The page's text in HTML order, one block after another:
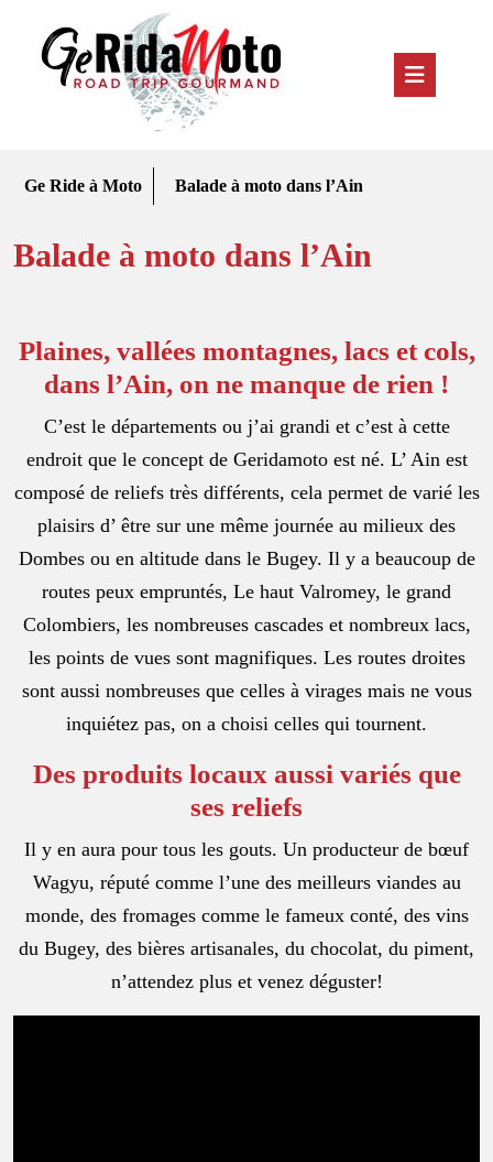
content
Ge Ride à Moto Balade à moto dans l’Ain
Balade à moto dans l’Ain
Plaines, vallées montagnes, lacs et cols,
dans l’Ain, on ne manque de rien !
C’est le départements ou j’ai grandi et c’est à cette
endroit que le concept de Geridamoto est né. L’ Ain est
composé de reliefs très différents, cela permet de varié les
plaisirs d’ être sur une même journée au milieux des
Dombes ou en altitude dans le Bugey. Il y a beaucoup de
routes peux empruntés, Le haut Valromey, le grand
Colombiers, les nombreuses cascades et nombreux lacs,
les points de vues sont magnifiques. Les routes droites
sont aussi nombreuses que celles à virages mais ne vous
inquiétez pas, on a choisi celles qui tournent.
Des produits locaux aussi variés que
ses reliefs
Il y en aura pour tous les gouts. Un producteur de bœuf
Wagyu, réputé comme l’une des meilleurs viandes au
monde, des fromages comme le fameux conté, des vins
du Bugey, des bières artisanales, du chocolat, du piment,
n’attendez plus et venez déguster!